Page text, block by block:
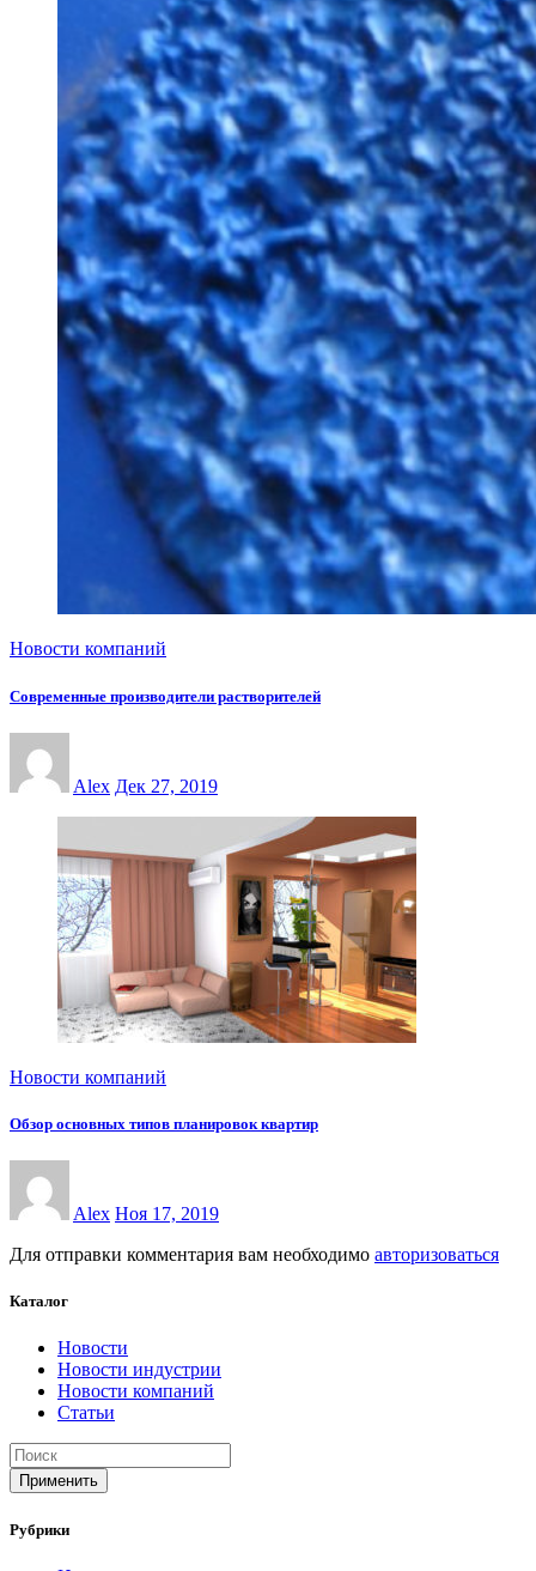
Новости компаний
Современные производители растворителей
Alex Дек 27, 2019
Новости компаний
Обзор основных типов планировок квартир
Alex Ноя 17, 2019
Для отправки комментария вам необходимо авторизоваться
Каталог
Новости
Новости индустрии
Новости компаний
Статьи
Применить
Рубрики